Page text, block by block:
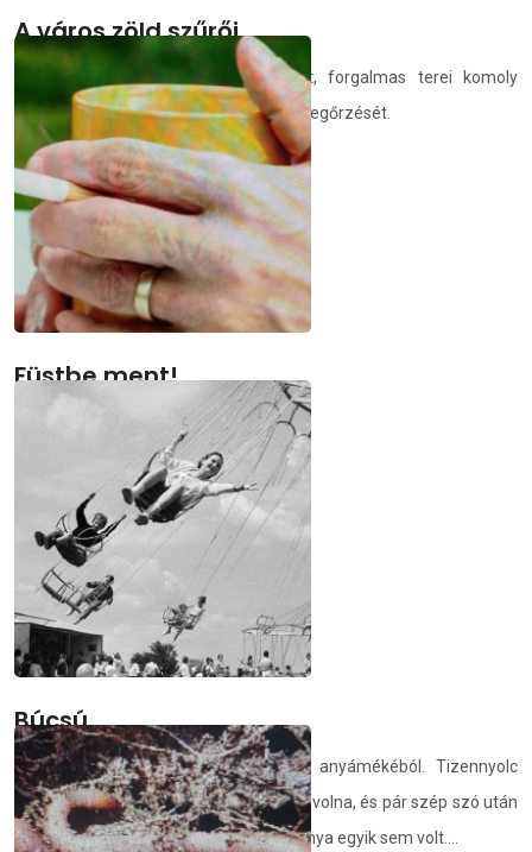
A város zöld szűrői
A városok egyre sűrűbben beépített, forgalmas terei komoly
kihívás elé állítják a jó levegőminőség megőrzését.
demedia.hu 2025.12.21.
Füstbe ment!
demedia.hu 2025.12.19.
Búcsú
Rossz házasságból menekültem. Az anyámékéból. Tizennyolc
évesen. Az ördöghöz is hozzámentem volna, és pár szép szó után
az ördögről is elhittem, hogy angyal. Sanya egyik sem volt....